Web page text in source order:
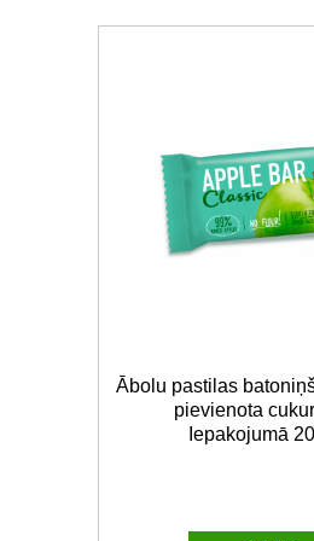
Ābolu pastilas
pievienota
Iepakojumā